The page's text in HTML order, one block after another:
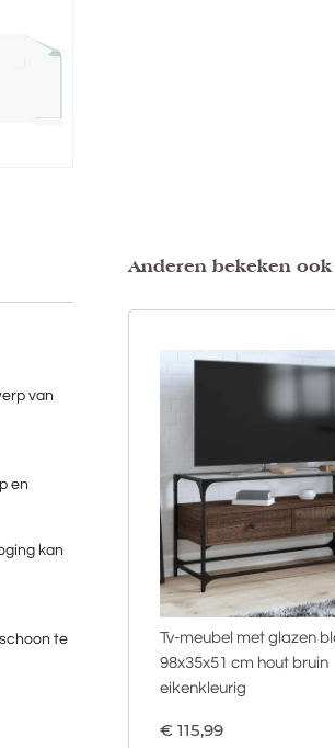
van
en
kan
te
Anderen bekeken ook
Tv-meubel met glazen
98x35x51 cm hout bruin
eikenkleurig
€ 115,99